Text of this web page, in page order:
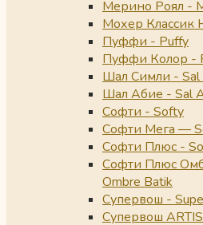
Мерино Роял -
Мохер Классик
Пуффи - Puffy
Пуффи Колор -
Шал Симли - Sal
Шал Абие - Sal
Софти - Softy
Софти Мега —
Софти Плюс -
Софти Плюс
Ombre Batik
Супервош -
Супервош